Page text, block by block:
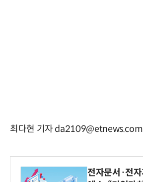
최다현 기자 da2109@etnews.com
전자문서·전자